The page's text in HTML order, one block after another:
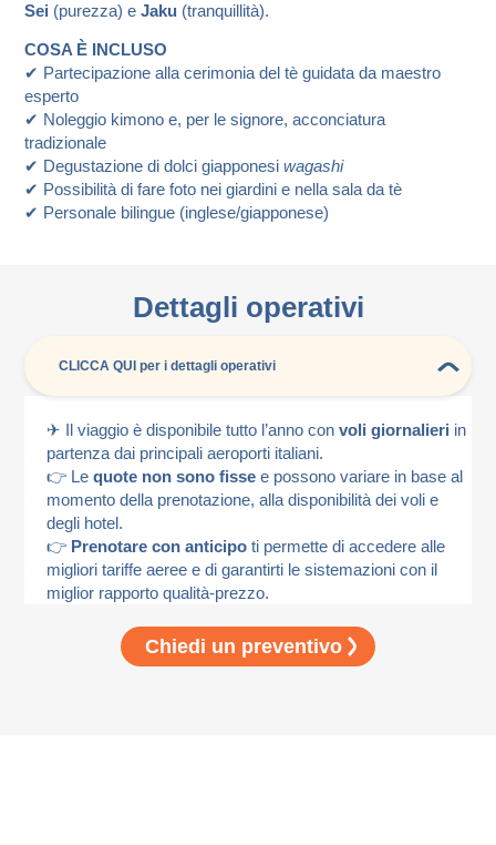
Sei (purezza) eJaku (tranquillità).
COSA È INCLUSO
✔ Partecipazione alla cerimonia del tè guidata da maestro
esperto
✔ Noleggio kimono e, per le signore, acconciatura
tradizionale
✔ Degustazione di dolci giapponesiwagashi
✔ Possibilità di fare foto nei giardini e nella sala da tè
✔ Personale bilingue (inglese/giapponese)
Dettagli operativi
CLICCA QUI per i dettagli operativi
✈ Il viaggio è disponibile tutto l’anno convoli giornalieri in
partenza dai principali aeroporti italiani.
👉 Lequote non sono fisse e possono variare in base al
momento della prenotazione, alla disponibilità dei voli e
degli hotel.
👉 Prenotare con anticipo ti permette di accedere alle
migliori tariffe aeree e di garantirti le sistemazioni con il
miglior rapporto qualità-prezzo.
Chiedi un preventivo